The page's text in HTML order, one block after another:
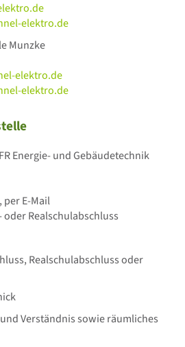
elektro.de
Munzke
elektro.de
elektro.de
Energie- und Gebäudetechnik
E-Mail
oder Realschulabschluss
Realschulabschluss oder
Verständnis sowie räumliches